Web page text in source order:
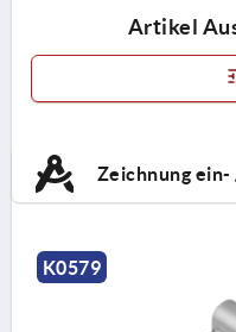
Artikel
Zeichnung ein-
K0579